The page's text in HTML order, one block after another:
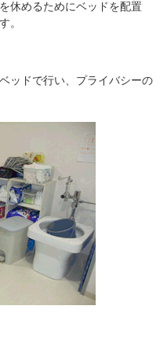
休めるためにベッドを配置
。
ッドで行い、プライバシーの